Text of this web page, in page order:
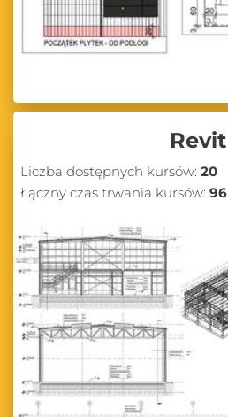
Revit
Liczba dostępnych kursów: 20
Łączny czas trwania kursów: 96